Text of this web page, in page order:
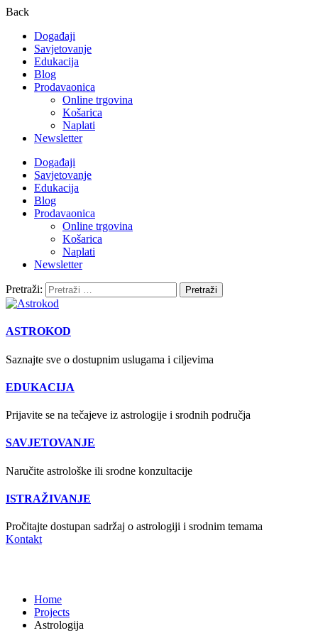
Back
Događaji
Savjetovanje
Edukacija
Blog
Prodavaonica
Online trgovina
Košarica
Naplati
Newsletter
Događaji
Savjetovanje
Edukacija
Blog
Prodavaonica
Online trgovina
Košarica
Naplati
Newsletter
Pretraži:
ASTROKOD
Saznajte sve o dostupnim uslugama i ciljevima
EDUKACIJA
Prijavite se na tečajeve iz astrologije i srodnih područja
SAVJETOVANJE
Naručite astrološke ili srodne konzultacije
ISTRAŽIVANJE
Pročitajte dostupan sadržaj o astrologiji i srodnim temama
Kontakt
Home
Projects
Astrologija